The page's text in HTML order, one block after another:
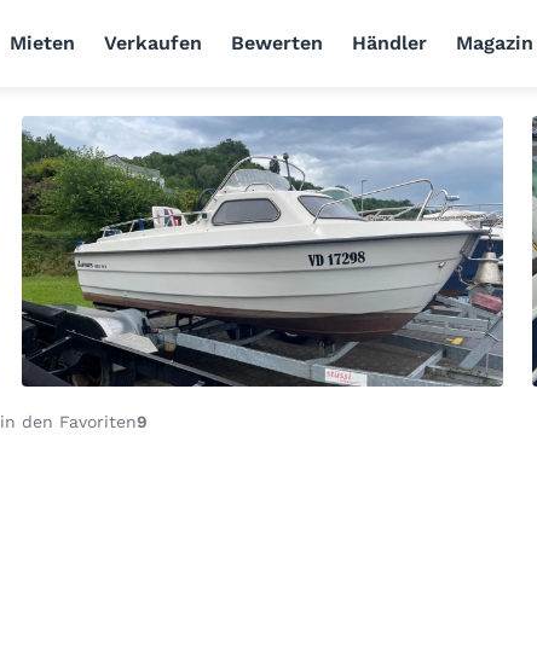
Mieten Verkaufen Bewerten Händler Magazin
in den Favoriten9